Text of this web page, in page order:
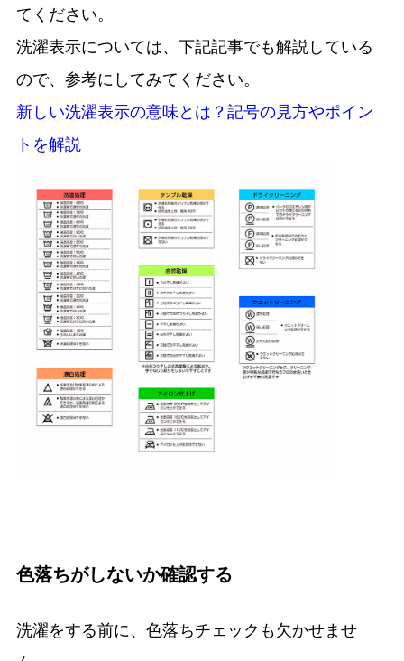
てください。
洗濯表示については、下記記事でも解説している
ので、参考にしてみてください。
新しい洗濯表示の意味とは？記号の見方やポイン
トを解説
色落ちがしないか確認する
洗濯をする前に、色落ちチェックも欠かせませ